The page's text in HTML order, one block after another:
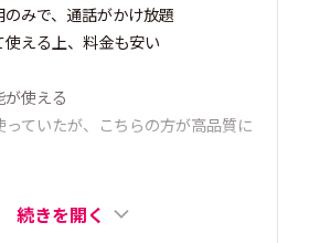
のみで、通話がかけ放題
使える上、料金も安い
が使える
っていたが、こちらの方が高品質に
続きを開く